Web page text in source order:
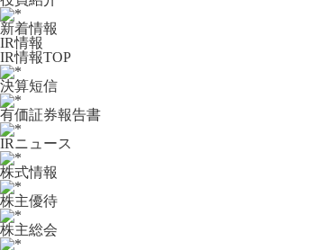
新着情報
IR情報
IR情報TOP
決算短信
有価証券報告書
IRニュース
株式情報
株主優待
株主総会